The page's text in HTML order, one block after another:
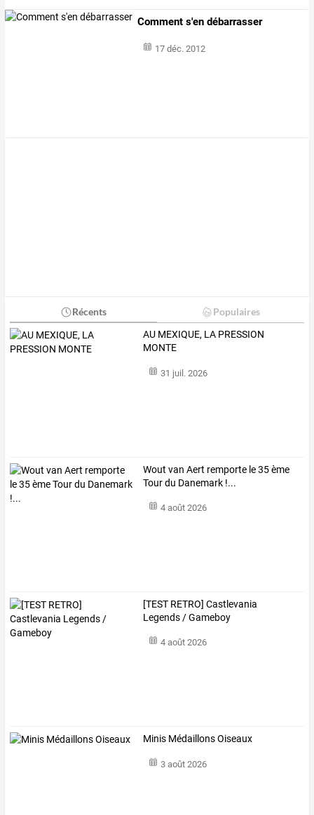
Comment s'en débarrasser
17 déc. 2012
Récents Populaires
AU MEXIQUE, LA PRESSION
MONTE
31 juil. 2026
Wout van Aert remporte le 35 ème
Tour du Danemark !...
4 août 2026
[TEST RETRO] Castlevania
Legends / Gameboy
4 août 2026
Minis Médaillons Oiseaux
3 août 2026